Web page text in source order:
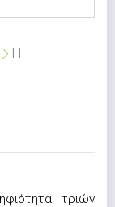
Η
τριών